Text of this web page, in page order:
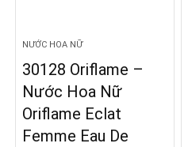
NƯỚC HOA NỮ
30128 Oriflame –
Nước Hoa Nữ
Oriflame Eclat
Femme Eau De